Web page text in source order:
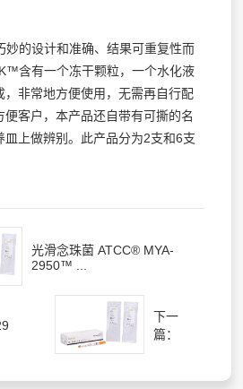
的设计和准确、结果可重复性而
含有一个冻干颗粒，一个水化液
，非常地方便使用，无需再自行配
客户，本产品还自带有可撕的名
皿上做辨别。此产品分为2支和6支
光滑念珠菌 ATCC® MYA-
2950™ ...
下一
篇：